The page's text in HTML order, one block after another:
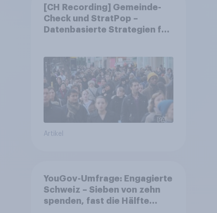
[CH Recording] Gemeinde-
Check und StratPop –
Datenbasierte Strategien für
Artikel
YouGov-Umfrage: Engagierte
Schweiz – Sieben von zehn
spenden, fast die Hälfte